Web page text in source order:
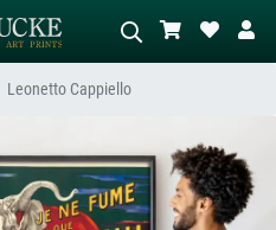
Décrivez la scène – ex. prairie verte,
abstrait avec beaucoup de rouge,
tableau sombre, nu debout près d'un
Leonetto Cappiello